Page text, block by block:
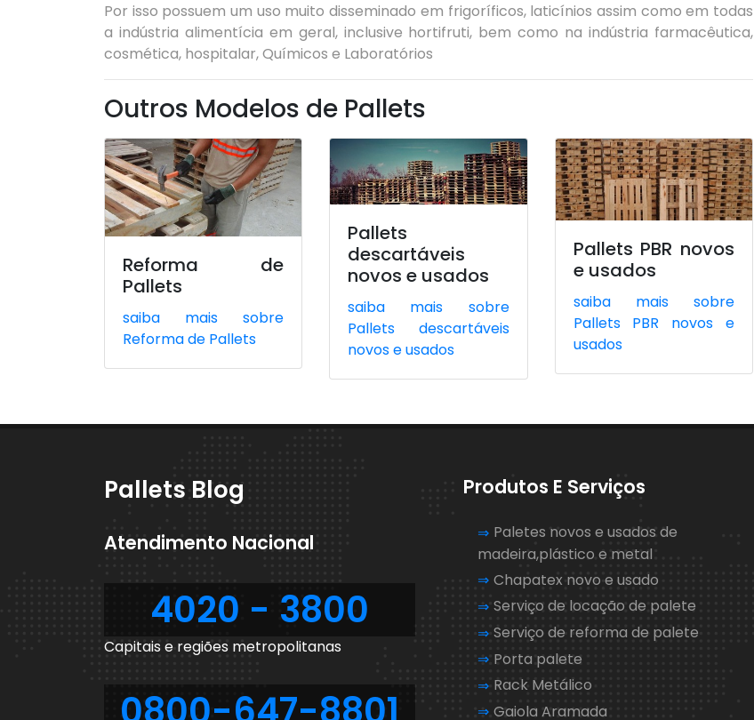
Por isso possuem um uso muito disseminado em frigoríficos, laticínios assim como em todas
a indústria alimentícia em geral, inclusive hortifruti, bem como na indústria farmacêutica,
cosmética, hospitalar, Químicos e Laboratórios
Outros Modelos de Pallets
Reforma de
Pallets
saiba mais sobre
Reforma de Pallets
Pallets
descartáveis
novos e usados
saiba mais sobre
Pallets descartáveis
novos e usados
Pallets PBR novos
e usados
saiba mais sobre
Pallets PBR novos e
usados
Pallets Blog
Atendimento Nacional
4020 - 3800
Capitais e regiões metropolitanas
Produtos E Serviços
Paletes novos e usados de
madeira,plástico e metal
Chapatex novo e usado
Serviço de locação de palete
Serviço de reforma de palete
Porta palete
Rack Metálico
Gaiola Aramada